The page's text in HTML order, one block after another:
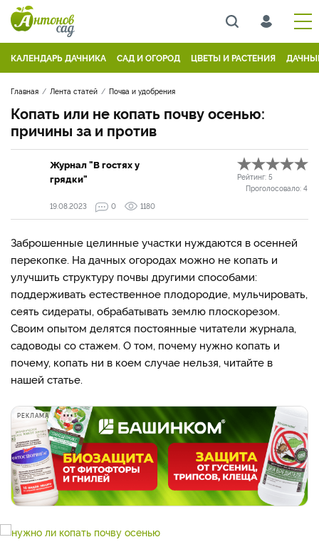
КАЛЕНДАРЬ ДАЧНИКА САД И ОГОРОД ЦВЕТЫ И РАСТЕНИЯ
Главная Лента статей Почва и удобрения
Копать или не копать почву осенью:
причины за и против
Журнал "В гостях у
грядки"
Рейтинг: 5
Проголосовало: 4
19.08.2023
0 1180
Заброшенные целинные участки нуждаются в осенней
перекопке. На дачных огородах можно не копать и
улучшить структуру почвы другими способами:
поддерживать естественное плодородие, мульчировать,
сеять сидераты, обрабатывать землю плоскорезом.
Своим опытом делятся постоянные читатели журнала,
садоводы со стажем. О том, почему нужно копать и
почему, копать ни в коем случае нельзя, читайте в
нашей статье.
РЕКЛАМА